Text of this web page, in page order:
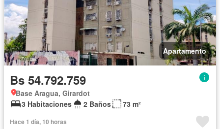
Apartamento
Bs 54.792.759
Base Aragua, Girardot
3 Habitaciones
2 Baños 73 m²
Hace 1 día, 10 horas